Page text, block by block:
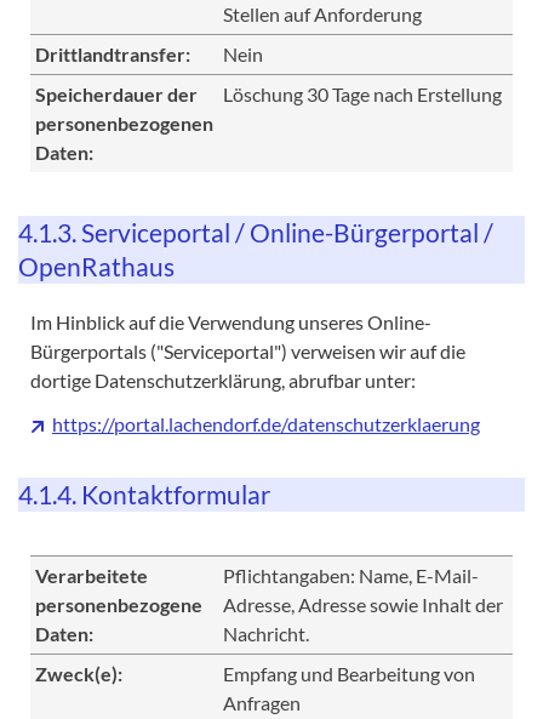
Stellen auf Anforderung
Drittlandtransfer:
Nein
Speicherdauer der
personenbezogenen
Daten:
Löschung 30 Tage nach Erstellung
4.1.3. Serviceportal / Online-Bürgerportal /
OpenRathaus
Im Hinblick auf die Verwendung unseres Online-
Bürgerportals ("Serviceportal") verweisen wir auf die
dortige Datenschutzerklärung, abrufbar unter:
https://portal.lachendorf.de/datenschutzerklaerung
4.1.4. Kontaktformular
Verarbeitete
personenbezogene
Daten:
Pflichtangaben: Name, E-Mail-
Adresse, Adresse sowie Inhalt der
Nachricht.
Zweck(e):
Empfang und Bearbeitung von
Anfragen